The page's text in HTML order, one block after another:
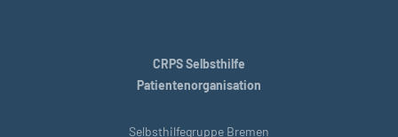
CRPS Selbsthilfe
Patientenorganisation
Selbsthilfegruppe Bremen